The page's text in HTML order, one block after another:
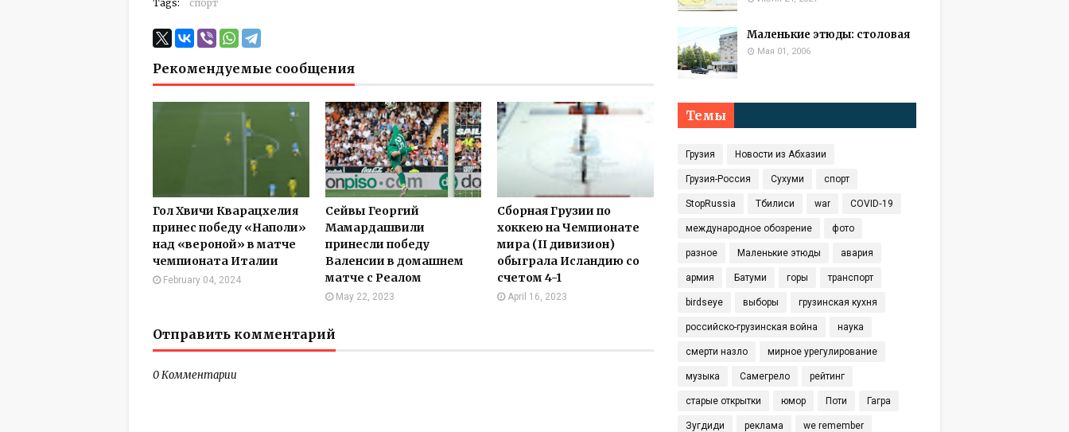
Tags: спорт
Рекомендуемые сообщения
Гол Хвичи Кварацхелия
принес победу «Наполи»
над «вероной» в матче
чемпионата Италии
February 04, 2024
Сейвы Георгий
Мамардашвили
принесли победу
Валенсии в домашнем
матче с Реалом
May 22, 2023
Сборная Грузии по
хоккею на Чемпионате
мира (II дивизион)
обыграла Исландию со
счетом 4-1
April 16, 2023
Отправить комментарий
0 Комментарии
Маленькие этюды: столовая
Мая 01, 2006
Темы
Грузия Новости из Абхазии
Грузия-Россия Сухуми спорт
StopRussia Тбилиси war COVID‑19
международное обозрение фото
разное Маленькие этюды авария
армия Батуми горы транспорт
birdseye выборы грузинская кухня
российско-грузинская война наука
смерти назло мирное урегулирование
музыка Самегрело рейтинг
старые открытки юмор Поти Гагра
Зугдиди реклама we remember